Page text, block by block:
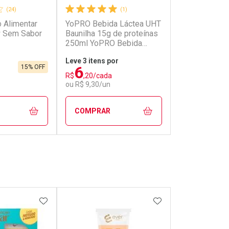
(24)
Alimentar
Sabor
15% OFF
(1)
YoPRO Bebida Láctea UHT
Baunilha 15g de proteínas
250ml YoPRO Bebida
Havanna 15g de proteínas
250ml
Leve 3 itens por
R$6,20/cada
ou R$ 9,30/un
COMPRAR
ADICIONAR AOS FAVORITOSADICIONAR AOS